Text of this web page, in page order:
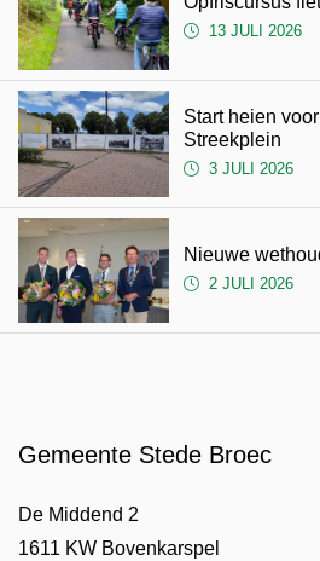
13 JULI 2026
Start heien
Streekplein
3 JULI 2026
Nieuwe
2 JULI 2026
Gemeente Stede Broec
De Middend 2
1611 KW Bovenkarspel